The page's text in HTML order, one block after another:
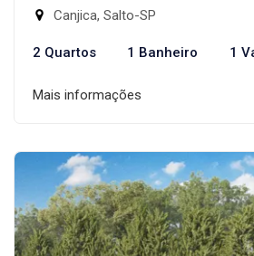
Canjica, Salto-SP
2 Quartos 1 Banheiro 1
Mais informações